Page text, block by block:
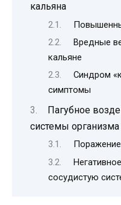
кальяна
Вредные
кальяне
Синдром
симптомы
Пагубное
системы организма
сосудистую